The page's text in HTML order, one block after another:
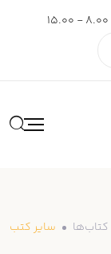
سایر کتب کتاب‌ها